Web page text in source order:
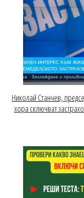
Николай Станчев,
хора сключват